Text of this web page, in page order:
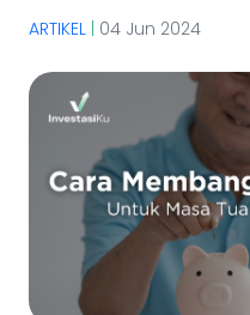
ARTIKEL 04 Jun 2024